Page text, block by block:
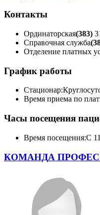
Контакты
Ординаторская(383)
Справочная служба
Отделение платных
График работы
Стационар:
Время приема по
Часы посещения
Время посещения:С
КОМАНДА